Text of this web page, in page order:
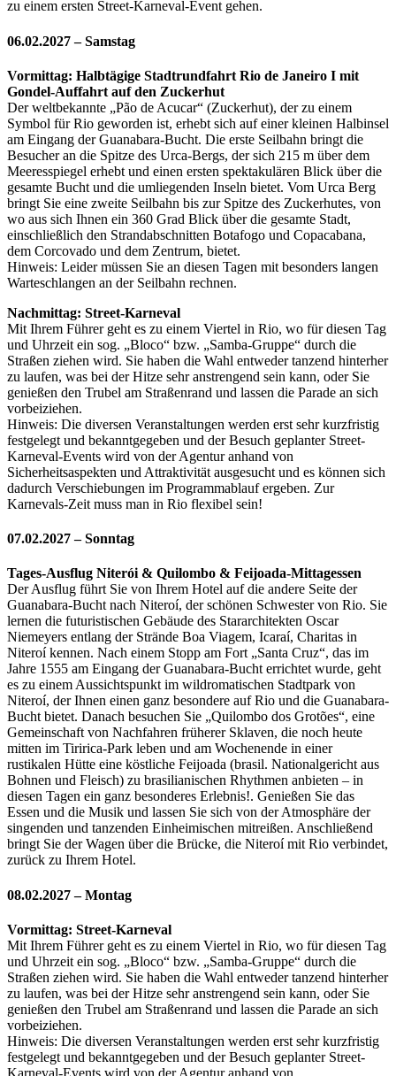
zu einem ersten Street-Karneval-Event gehen.
06.02.2027 – Samstag
Vormittag: Halbtägige Stadtrundfahrt Rio de Janeiro I mit
Gondel-Auffahrt auf den Zuckerhut
Der weltbekannte „Pão de Acucar“ (Zuckerhut), der zu einem
Symbol für Rio geworden ist, erhebt sich auf einer kleinen Halbinsel
am Eingang der Guanabara-Bucht. Die erste Seilbahn bringt die
Besucher an die Spitze des Urca-Bergs, der sich 215 m über dem
Meeresspiegel erhebt und einen ersten spektakulären Blick über die
gesamte Bucht und die umliegenden Inseln bietet. Vom Urca Berg
bringt Sie eine zweite Seilbahn bis zur Spitze des Zuckerhutes, von
wo aus sich Ihnen ein 360 Grad Blick über die gesamte Stadt,
einschließlich den Strandabschnitten Botafogo und Copacabana,
dem Corcovado und dem Zentrum, bietet.
Hinweis: Leider müssen Sie an diesen Tagen mit besonders langen
Warteschlangen an der Seilbahn rechnen.
Nachmittag: Street-Karneval
Mit Ihrem Führer geht es zu einem Viertel in Rio, wo für diesen Tag
und Uhrzeit ein sog. „Bloco“ bzw. „Samba-Gruppe“ durch die
Straßen ziehen wird. Sie haben die Wahl entweder tanzend hinterher
zu laufen, was bei der Hitze sehr anstrengend sein kann, oder Sie
genießen den Trubel am Straßenrand und lassen die Parade an sich
vorbeiziehen.
Hinweis: Die diversen Veranstaltungen werden erst sehr kurzfristig
festgelegt und bekanntgegeben und der Besuch geplanter Street-
Karneval-Events wird von der Agentur anhand von
Sicherheitsaspekten und Attraktivität ausgesucht und es können sich
dadurch Verschiebungen im Programmablauf ergeben. Zur
Karnevals-Zeit muss man in Rio flexibel sein!
07.02.2027 – Sonntag
Tages-Ausflug Niterói & Quilombo & Feijoada-Mittagessen
Der Ausflug führt Sie von Ihrem Hotel auf die andere Seite der
Guanabara-Bucht nach Niteroí, der schönen Schwester von Rio. Sie
lernen die futuristischen Gebäude des Stararchitekten Oscar
Niemeyers entlang der Strände Boa Viagem, Icaraí, Charitas in
Niteroí kennen. Nach einem Stopp am Fort „Santa Cruz“, das im
Jahre 1555 am Eingang der Guanabara-Bucht errichtet wurde, geht
es zu einem Aussichtspunkt im wildromatischen Stadtpark von
Niteroí, der Ihnen einen ganz besondere auf Rio und die Guanabara-
Bucht bietet. Danach besuchen Sie „Quilombo dos Grotões“, eine
Gemeinschaft von Nachfahren früherer Sklaven, die noch heute
mitten im Tiririca-Park leben und am Wochenende in einer
rustikalen Hütte eine köstliche Feijoada (brasil. Nationalgericht aus
Bohnen und Fleisch) zu brasilianischen Rhythmen anbieten – in
diesen Tagen ein ganz besonderes Erlebnis!. Genießen Sie das
Essen und die Musik und lassen Sie sich von der Atmosphäre der
singenden und tanzenden Einheimischen mitreißen. Anschließend
bringt Sie der Wagen über die Brücke, die Niteroí mit Rio verbindet,
zurück zu Ihrem Hotel.
08.02.2027 – Montag
Vormittag: Street-Karneval
Mit Ihrem Führer geht es zu einem Viertel in Rio, wo für diesen Tag
und Uhrzeit ein sog. „Bloco“ bzw. „Samba-Gruppe“ durch die
Straßen ziehen wird. Sie haben die Wahl entweder tanzend hinterher
zu laufen, was bei der Hitze sehr anstrengend sein kann, oder Sie
genießen den Trubel am Straßenrand und lassen die Parade an sich
vorbeiziehen.
Hinweis: Die diversen Veranstaltungen werden erst sehr kurzfristig
festgelegt und bekanntgegeben und der Besuch geplanter Street-
Karneval-Events wird von der Agentur anhand von